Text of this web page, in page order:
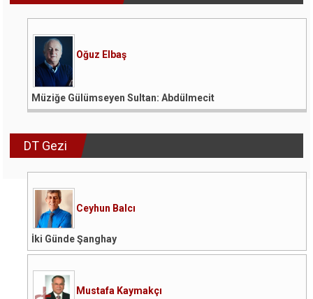
Oğuz Elbaş
Müziğe Gülümseyen Sultan: Abdülmecit
DT Gezi
Ceyhun Balcı
İki Günde Şanghay
Mustafa Kaymakçı